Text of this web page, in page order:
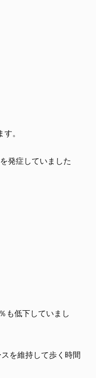
。
発症していました
も低下していまし
を維持して歩く時間